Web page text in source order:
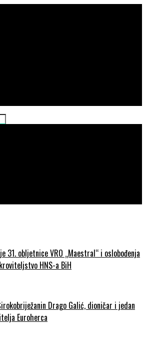
31. obljetnice VRO „Maestral“ i oslobođenja
HNS-a BiH
Drago Galić, dioničar i jedan
Euroherca